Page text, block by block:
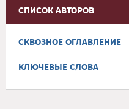
СПИСОК АВТОРОВ
СКВОЗНОЕ ОГЛАВЛЕНИЕ
КЛЮЧЕВЫЕ СЛОВА